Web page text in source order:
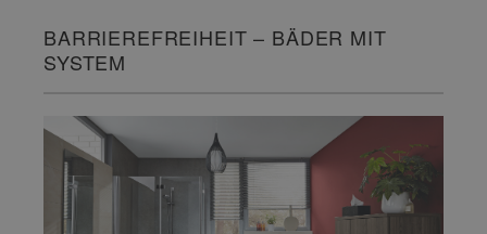
BARRIEREFREIHEIT – BÄDER MIT
SYSTEM